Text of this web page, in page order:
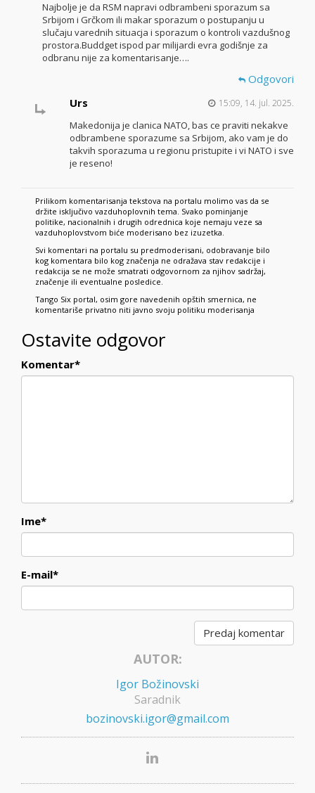
Najbolje je da RSM napravi odbrambeni sporazum sa
Srbijom i Grčkom ili makar sporazum o postupanju u
slučaju varednih situacja i sporazum o kontroli vazdušnog
prostora.Buddget ispod par milijardi evra godišnje za
odbranu nije za komentarisanje….
Odgovori
Urs
15:09, 14. jul. 2025.
Makedonija je clanica NATO, bas ce praviti nekakve
odbrambene sporazume sa Srbijom, ako vam je do
takvih sporazuma u regionu pristupite i vi NATO i sve
je reseno!
Prilikom komentarisanja tekstova na portalu molimo vas da se
držite isključivo vazduhoplovnih tema. Svako pominjanje
politike, nacionalnih i drugih odrednica koje nemaju veze sa
vazduhoplovstvom biće moderisano bez izuzetka.
Svi komentari na portalu su predmoderisani, odobravanje bilo
kog komentara bilo kog značenja ne odražava stav redakcije i
redakcija se ne može smatrati odgovornom za njihov sadržaj,
značenje ili eventualne posledice.
Tango Six portal, osim gore navedenih opštih smernica, ne
komentariše privatno niti javno svoju politiku moderisanja
Ostavite odgovor
Komentar*
Ime*
E-mail*
AUTOR:
Igor Božinovski
Saradnik
bozinovski.igor@gmail.com